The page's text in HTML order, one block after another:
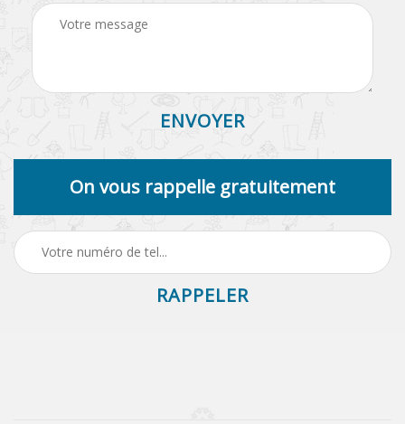
On vous rappelle gratuitement